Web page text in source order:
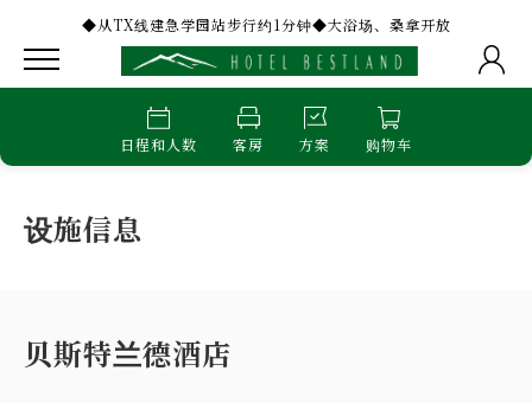
◆从TX线建急学园站步行约1分钟◆大浴场、桑拿开放
日程和人数 客房 方案 购物车
设施信息
贝斯特兰德酒店